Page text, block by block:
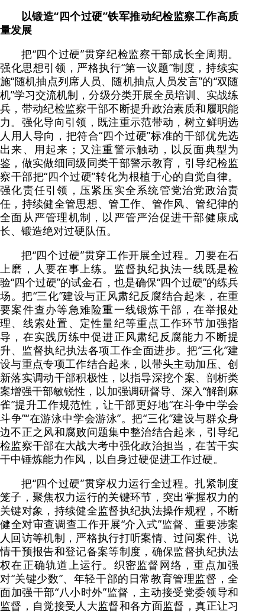
以锻造“四个过硬”铁军推动纪检监察工作高质
量发展
把“四个过硬”贯穿纪检监察干部成长全周期。
强化思想引领，严格执行“第一议题”制度，持续实
施“随机抽点列席人员、随机抽点人员发言”的“双随
机”学习交流机制，分级分类开展全员培训、实战练
兵，带动纪检监察干部不断提升政治素质和履职能
力。强化导向引领，既注重示范带动，树立鲜明选
人用人导向，把符合“四个过硬”标准的干部优先选
出来、用起来；又注重警示触动，以反面典型为
鉴，做实做细同级同类干部警示教育，引导纪检监
察干部把“四个过硬”转化为根植于心的自觉自律。
强化责任引领，压紧压实全系统管党治党政治责
任，持续健全管思想、管工作、管作风、管纪律的
全面从严管理机制，以严管严治促进干部健康成
长、锻造绝对过硬队伍。
把“四个过硬”贯穿工作开展全过程。刀要在石
上磨，人要在事上练。监督执纪执法一线既是检
验“四个过硬”的试金石，也是确保“四个过硬”的练兵
场。把“三化”建设与正风肃纪反腐结合起来，在重
要案件查办等急难险重一线锻炼干部，在举报处
理、线索处置、定性量纪等重点工作环节加强指
导，在实践历练中促进正风肃纪反腐能力不断提
升、监督执纪执法各项工作全面进步。把“三化”建
设与重点专项工作结合起来，以带头主动加压、创
新落实调动干部积极性，以指导深挖个案、剖析类
案增强干部敏锐性，以加强调研督导、深入“解剖麻
雀”提升工作规范性，让干部更好地“在斗争中学会
斗争”“在游泳中学会游泳”。把“三化”建设与群众身
边不正之风和腐败问题集中整治结合起来，引导纪
检监察干部在大战大考中强化政治担当，在苦干实
干中锤炼能力作风，以自身过硬促进工作过硬。
把“四个过硬”贯穿权力运行全过程。扎紧制度
笼子，聚焦权力运行的关键环节，突出掌握权力的
关键对象，持续健全监督执纪执法操作规程，不断
健全对审查调查工作开展“介入式”监督、重要涉案
人回访等机制，严格执行打听案情、过问案件、说
情干预报告和登记备案等制度，确保监督执纪执法
权在正确轨道上运行。织密监督网络，重点加强
对“关键少数”、年轻干部的日常教育管理监督，全
面加强干部“八小时外”监督，主动接受党委领导和
监督，自觉接受人大监督和各方面监督，真正让习